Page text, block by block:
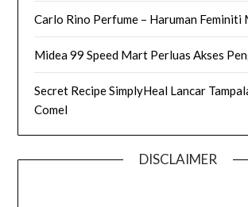
Carlo Rino Perfume – Haruman Feminiti
Midea 99 Speed Mart Perluas Akses
Secret Recipe SimplyHeal Lancar
Comel
DISCLAIMER